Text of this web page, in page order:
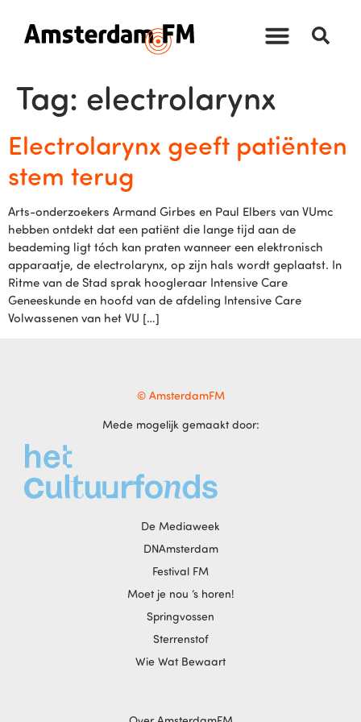
Tag: electrolarynx
Electrolarynx geeft patiënten
stem terug
Arts-onderzoekers Armand Girbes en Paul Elbers van VUmc
hebben ontdekt dat een patiënt die lange tijd aan de
beademing ligt tóch kan praten wanneer een elektronisch
apparaatje, de electrolarynx, op zijn hals wordt geplaatst. In
Ritme van de Stad sprak hoogleraar Intensive Care
Geneeskunde en hoofd van de afdeling Intensive Care
Volwassenen van het VU […]
© AmsterdamFM
Mede mogelijk gemaakt door:
De Mediaweek
DNAmsterdam
Festival FM
Moet je nou ‘s horen!
Springvossen
Sterrenstof
Wie Wat Bewaart